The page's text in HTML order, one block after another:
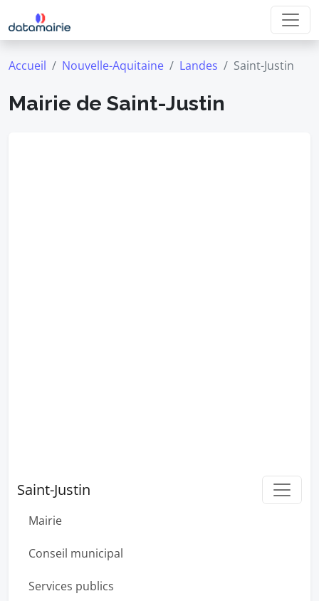
Accueil Nouvelle-Aquitaine Landes Saint-Justin
Mairie de Saint-Justin
Saint-Justin
Mairie
Conseil municipal
Services publics